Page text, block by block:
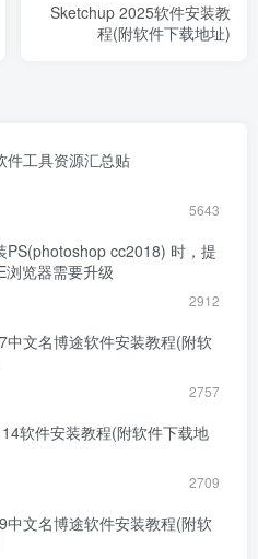
Sketchup 2025软件安装教
程(附软件下载地址)
件工具资源汇总贴
5643
PS(photoshop cc2018) 时，提
浏览器需要升级
2912
中文名博途软件安装教程(附软
2757
软件安装教程(附软件下载地
2709
中文名博途软件安装教程(附软